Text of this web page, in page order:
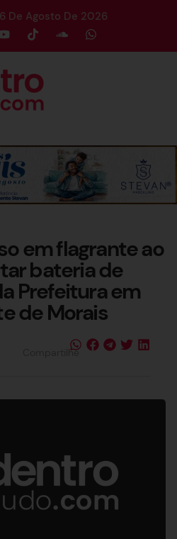
De Agosto De 2026
em flagrante ao
bateria de
Prefeitura em
de Morais
Compartilhe